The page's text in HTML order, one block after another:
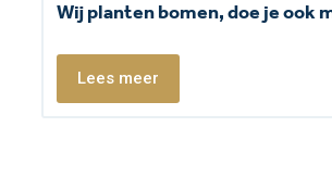
Wij planten bomen, doe je ook
Lees meer